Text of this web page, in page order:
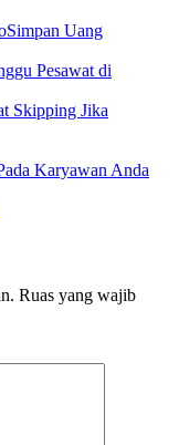
Simpan Uang
Pesawat di
Skipping Jika
Karyawan Anda
Ruas yang wajib